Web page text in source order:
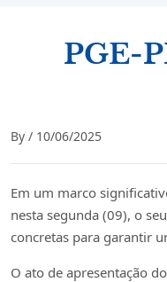
PGE-
By / 10/06/2025
Em um marco
nesta segunda (09), o
concretas para garantir
O ato de apresentação